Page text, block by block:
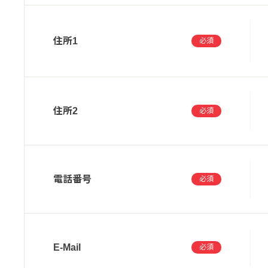
住所1 必須
住所2 必須
電話番号 必須
E-Mail 必須